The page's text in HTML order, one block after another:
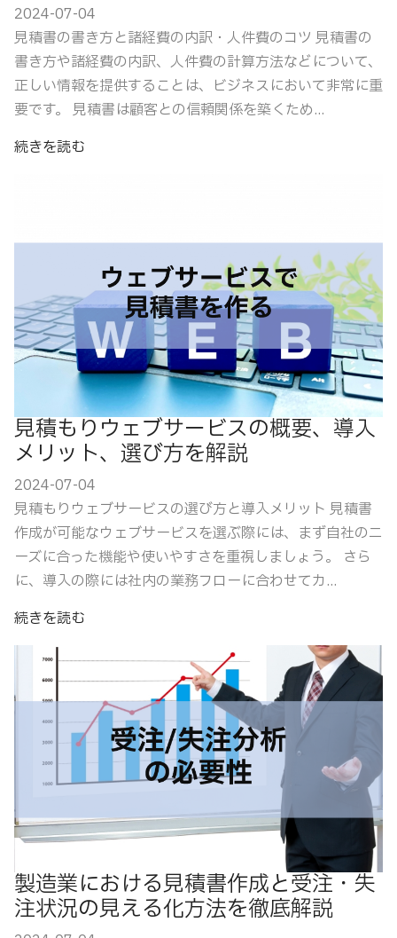
2024-07-04
見積書の書き方と諸経費の内訳・人件費のコツ 見積書の
書き方や諸経費の内訳、人件費の計算方法などについて、
正しい情報を提供することは、ビジネスにおいて非常に重
要です。 見積書は顧客との信頼関係を築くため...
続きを読む
見積もりウェブサービスの概要、導入
メリット、選び方を解説
2024-07-04
見積もりウェブサービスの選び方と導入メリット 見積書
作成が可能なウェブサービスを選ぶ際には、まず自社のニ
ーズに合った機能や使いやすさを重視しましょう。 さら
に、導入の際には社内の業務フローに合わせてカ...
続きを読む
製造業における見積書作成と受注・失
注状況の見える化方法を徹底解説